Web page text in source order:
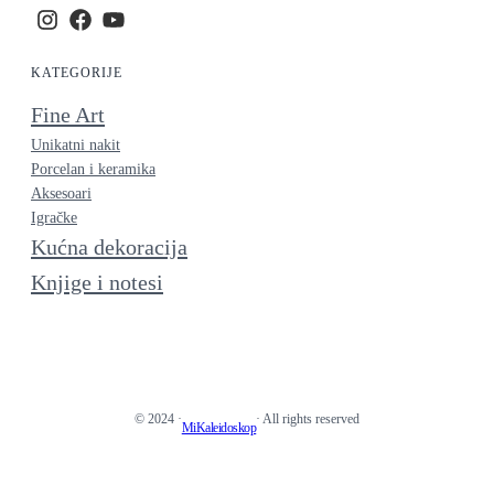
KATEGORIJE
Fine Art
Unikatni nakit
Porcelan i keramika
Aksesoari
Igračke
Kućna dekoracija
Knjige i notesi
© 2024 ·
MiKaleidoskop
· All rights reserved